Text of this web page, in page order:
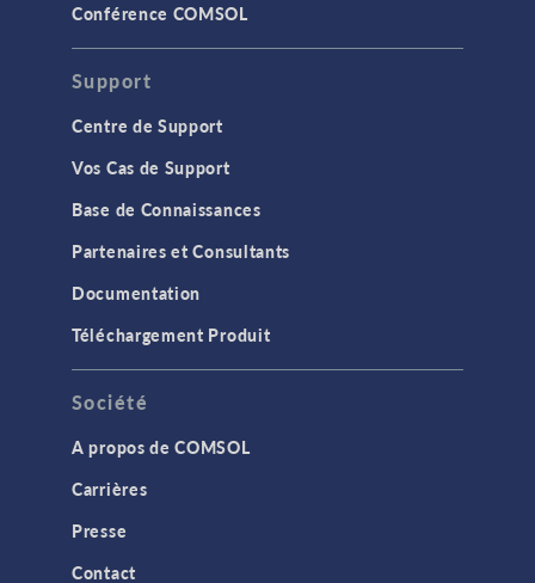
Conférence COMSOL
Support
Centre de Support
Vos Cas de Support
Base de Connaissances
Partenaires et Consultants
Documentation
Téléchargement Produit
Société
A propos de COMSOL
Carrières
Presse
Contact